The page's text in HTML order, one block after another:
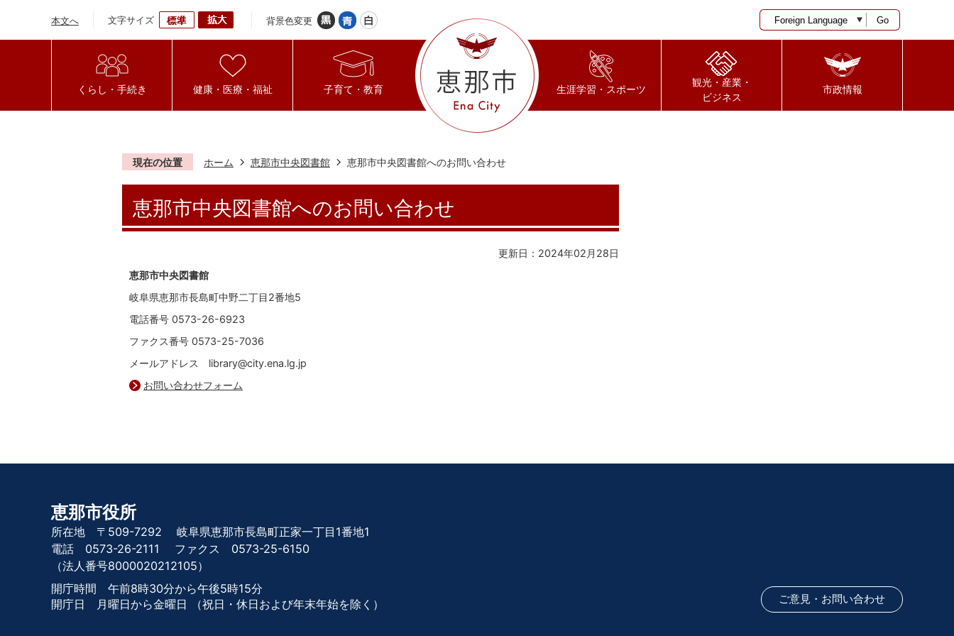
本文へ 文字サイズ 背景色変更 Go
くらし・手続き 健康・医療・福祉 子育て・教育 生涯学習・スポーツ
観光・産業・
ビジネス
市政情報
現在の位置 ホーム 恵那市中央図書館 恵那市中央図書館へのお問い合わせ
恵那市中央図書館へのお問い合わせ
更新日：2024年02月28日
恵那市中央図書館
岐阜県恵那市長島町中野二丁目2番地5
電話番号 0573-26-6923
ファクス番号 0573-25-7036
メールアドレス library@city.ena.lg.jp
お問い合わせフォーム
恵那市役所
所在地 〒509-7292
岐阜県恵那市長島町正家一丁目1番地1
電話 0573-26-2111
ファクス 0573-25-6150
（法人番号8000020212105）
開庁時間 午前8時30分から午後5時15分
開庁日 月曜日から金曜日
（祝日・休日および年末年始を除く） ご意見・お問い合わせ